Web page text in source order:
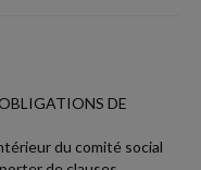
DE
du comité social